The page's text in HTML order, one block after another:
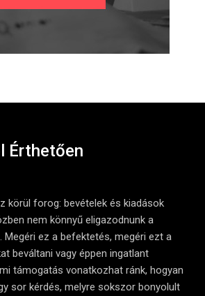
Érthetően
körül forog: bevételek és kiadások
nem könnyű eligazodnunk a
ez a befektetés, megéri ezt a
beváltani vagy éppen ingatlant
támogatás vonatkozhat ránk, hogyan
sor kérdés, melyre sokszor bonyolult